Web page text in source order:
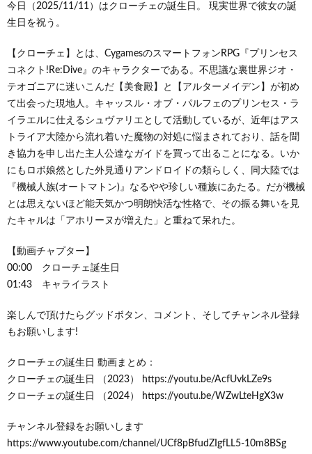
今日（2025/11/11）はクローチェの誕生日。 現実世界で彼女の誕
生日を祝う。
【クローチェ】とは、CygamesのスマートフォンRPG『プリンセス
コネクト!Re:Dive』のキャラクターである。不思議な裏世界ジオ・
テオゴニアに迷いこんだ【美食殿】と【アルターメイデン】が初め
て出会った現地人。キャッスル・オブ・パルフェのプリンセス・ラ
イラエルに仕えるシュヴァリエとして活動しているが、近年はアス
トライア大陸から流れ着いた魔物の対処に悩まされており、話を聞
き協力を申し出た主人公達なガイドを買って出ることになる。いか
にもロボ娘然とした外見通りアンドロイドの類らしく、同大陸では
『機械人族(オートマトン)』なるやや珍しい種族にあたる。だが機械
とは思えないほど能天気かつ明朗快活な性格で、その振る舞いを見
たキャルは「アホリーヌが増えた」と重ねて呆れた。
【動画チャプター】
00:00 クローチェ誕生日
01:43 キャライラスト
楽しんで頂けたらグッドボタン、コメント、そしてチャンネル登録
もお願いします!
クローチェの誕生日 動画まとめ：
クローチェの誕生日 （2023） https://youtu.be/AcfUvkLZe9s
クローチェの誕生日 （2024） https://youtu.be/WZwLteHgX3w
チャンネル登録をお願いします
https://www.youtube.com/channel/UCf8pBfudZIgfLL5-10m8BSg